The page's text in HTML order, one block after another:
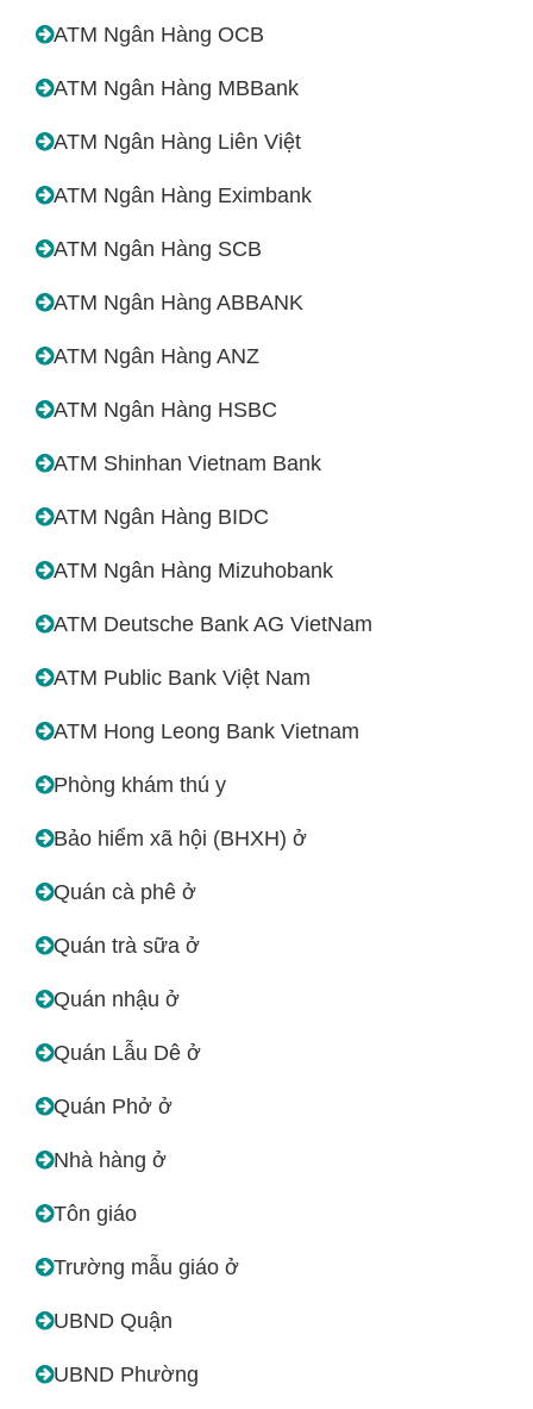
ATM Ngân Hàng OCB
ATM Ngân Hàng MBBank
ATM Ngân Hàng Liên Việt
ATM Ngân Hàng Eximbank
ATM Ngân Hàng SCB
ATM Ngân Hàng ABBANK
ATM Ngân Hàng ANZ
ATM Ngân Hàng HSBC
ATM Shinhan Vietnam Bank
ATM Ngân Hàng BIDC
ATM Ngân Hàng Mizuhobank
ATM Deutsche Bank AG VietNam
ATM Public Bank Việt Nam
ATM Hong Leong Bank Vietnam
Phòng khám thú y
Bảo hiểm xã hội (BHXH) ở
Quán cà phê ở
Quán trà sữa ở
Quán nhậu ở
Quán Lẫu Dê ở
Quán Phở ở
Nhà hàng ở
Tôn giáo
Trường mẫu giáo ở
UBND Quận
UBND Phường